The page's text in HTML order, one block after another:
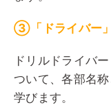
③「ドライバー
ドリルドライバ
ついて、各部名
学びます。